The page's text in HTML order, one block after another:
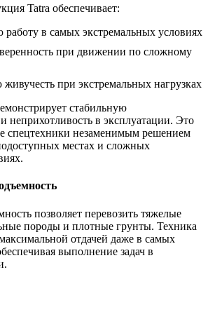
Tatra обеспечивает:
работу в самых экстремальных условиях
при движении по сложному
при экстремальных нагрузках
стабильную
неприхотливость в эксплуатации. Это
спецтехники незаменимым решением
местах и сложных
позволяет перевозить тяжелые
породы и плотные грунты. Техника
отдачей даже в самых
выполнение задач в